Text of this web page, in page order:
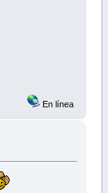
En línea